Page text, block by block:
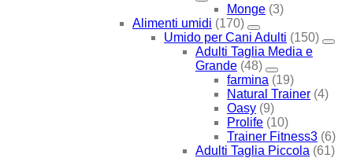
Monge (3)
Alimenti umidi (170)
Umido per Cani Adulti (150)
Adulti Taglia Media e
Grande (48)
farmina (19)
Natural Trainer (4)
Oasy (9)
Prolife (10)
Trainer Fitness3 (6)
Adulti Taglia Piccola (61)